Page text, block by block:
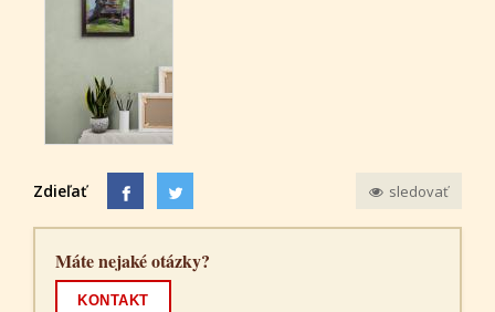
Zdieľať sledovať
Máte nejaké otázky?
KONTAKT